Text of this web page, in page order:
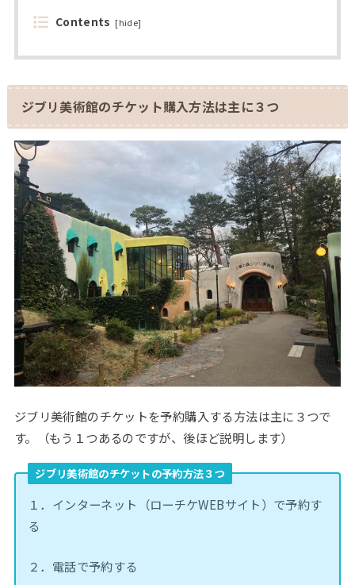
Contents [hide]
ジブリ美術館のチケット購入方法は主に３つ
ジブリ美術館のチケットを予約購入する方法は主に３つで
す。（もう１つあるのですが、後ほど説明します）
ジブリ美術館のチケットの予約方法３つ
１．インターネット（ローチケWEBサイト）で予約す
る
２．電話で予約する